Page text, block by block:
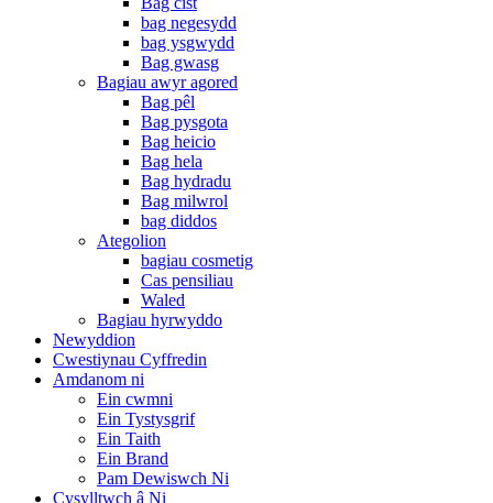
bag negesydd
bag ysgwydd
Bag gwasg
Bagiau awyr agored
Bag pêl
Bag pysgota
Bag heicio
Bag hela
Bag hydradu
Bag milwrol
bag diddos
Ategolion
bagiau cosmetig
Cas pensiliau
Waled
Bagiau hyrwyddo
Newyddion
Cwestiynau Cyffredin
Amdanom ni
Ein cwmni
Ein Tystysgrif
Ein Taith
Ein Brand
Pam Dewiswch Ni
Cysylltwch â Ni